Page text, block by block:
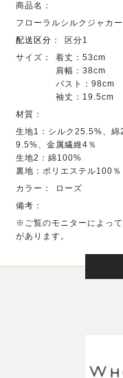
商品名：
フローラルシルクジャカ
配送区分 ：
区分1
サイズ：
着丈：53cm
肩幅：38cm
バスト：98cm
袖丈：19.5cm
材質：
生地1：シルク25.5%、綿
9.5%、金属繊維4％
生地2：綿100%
裏地：ポリエステル100％
カラー：
ローズ
備考：
※ご覧のモニターによっ
があります。